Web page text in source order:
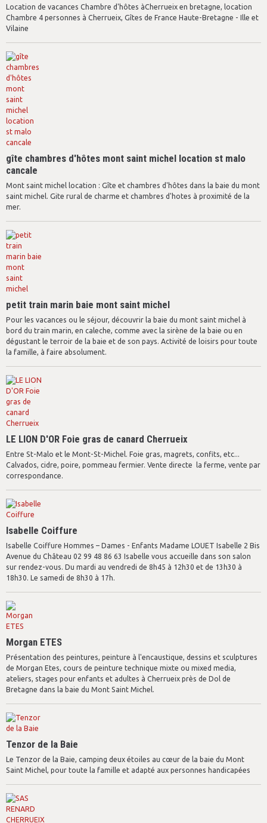
Location de vacances Chambre d'hôtes àCherrueix en bretagne, location
Chambre 4 personnes à Cherrueix, Gîtes de France Haute-Bretagne - Ille et
Vilaine
gîte chambres d'hôtes mont saint michel location st malo
cancale
Mont saint michel location : Gîte et chambres d'hôtes dans la baie du mont
saint michel. Gite rural de charme et chambres d'hotes à proximité de la
mer.
petit train marin baie mont saint michel
Pour les vacances ou le séjour, découvrir la baie du mont saint michel à
bord du train marin, en caleche, comme avec la sirène de la baie ou en
dégustant le terroir de la baie et de son pays. Activité de loisirs pour toute
la famille, à faire absolument.
LE LION D'OR Foie gras de canard Cherrueix
Entre St-Malo et le Mont-St-Michel. Foie gras, magrets, confits, etc...
Calvados, cidre, poire, pommeau fermier. Vente directe  la ferme, vente par
correspondance.
Isabelle Coiffure
Isabelle Coiffure Hommes – Dames - Enfants Madame LOUET Isabelle 2 Bis
Avenue du Château 02 99 48 86 63 Isabelle vous accueille dans son salon
sur rendez-vous. Du mardi au vendredi de 8h45 à 12h30 et de 13h30 à
18h30. Le samedi de 8h30 à 17h.
Morgan ETES
Présentation des peintures, peinture à l'encaustique, dessins et sculptures
de Morgan Etes, cours de peinture technique mixte ou mixed media,
ateliers, stages pour enfants et adultes à Cherrueix près de Dol de
Bretagne dans la baie du Mont Saint Michel.
Tenzor de la Baie
Le Tenzor de la Baie, camping deux étoiles au cœur de la baie du Mont
Saint Michel, pour toute la famille et adapté aux personnes handicapées